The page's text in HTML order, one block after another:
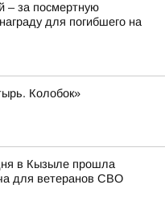
– за посмертную
для погибшего на
Колобок»
в Кызыле прошла
для ветеранов СВО